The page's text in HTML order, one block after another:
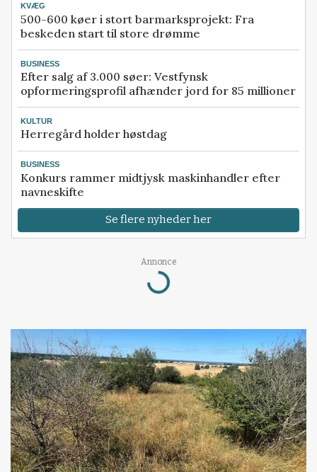
KVÆG
500-600 køer i stort barmarksprojekt: Fra
beskeden start til store drømme
BUSINESS
Efter salg af 3.000 søer: Vestfynsk
opformeringsprofil afhænder jord for 85 millioner
KULTUR
Herregård holder høstdag
BUSINESS
Konkurs rammer midtjysk maskinhandler efter
navneskifte
Se flere nyheder her
Annonce
Loading...